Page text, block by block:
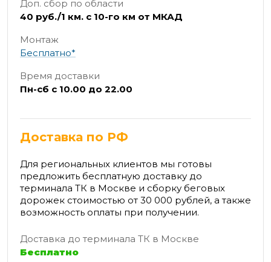
Доп. сбор по области
40 руб./1 км. с 10-го км от МКАД
Монтаж
Бесплатно*
Время доставки
Пн-сб с 10.00 до 22.00
Доставка по РФ
Для региональных клиентов мы готовы
предложить бесплатную доставку до
терминала ТК в Москве и сборку беговых
дорожек стоимостью от 30 000 рублей, а также
возможность оплаты при получении.
Доставка до терминала ТК в Москве
Бесплатно